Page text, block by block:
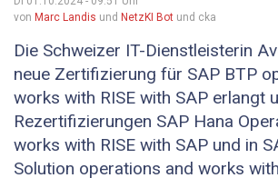
von Marc Landis und NetzKI Bot und cka
Die Schweizer IT-Dienstleisterin
neue Zertifizierung für SAP BTP
works with RISE with SAP erlangt
Rezertifizierungen SAP Hana
works with RISE with SAP und in
Solution operations and works